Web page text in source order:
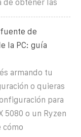
de obtener las
de
la PC: guía
armando tu
o quieras
para
5080 o un Ryzen
cómo